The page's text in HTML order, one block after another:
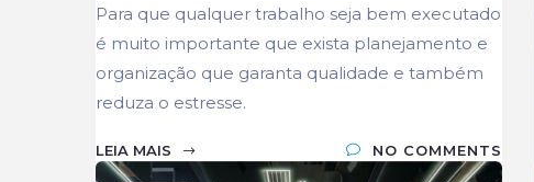
Para que qualquer trabalho seja bem executado
é muito importante que exista planejamento e
organização que garanta qualidade e também
reduza o estresse.
LEIA MAIS NO COMMENTS